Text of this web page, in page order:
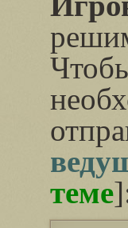
теме